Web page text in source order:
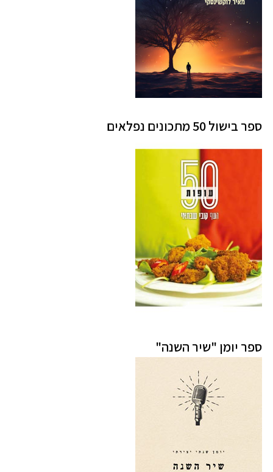
ספר בישול 50 מתכונים נפלאים
ספר יומן "שיר השנה"